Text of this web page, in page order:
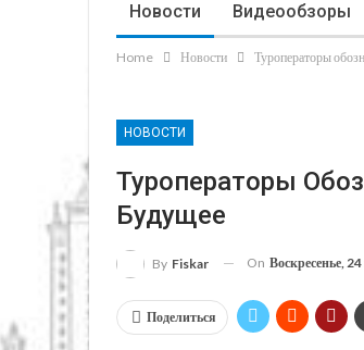
Новости Видеообзоры
Home Новости Туроператоры
НОВОСТИ
Туроператоры
Будущее
By Fiskar On Воскресенье,
Поделиться